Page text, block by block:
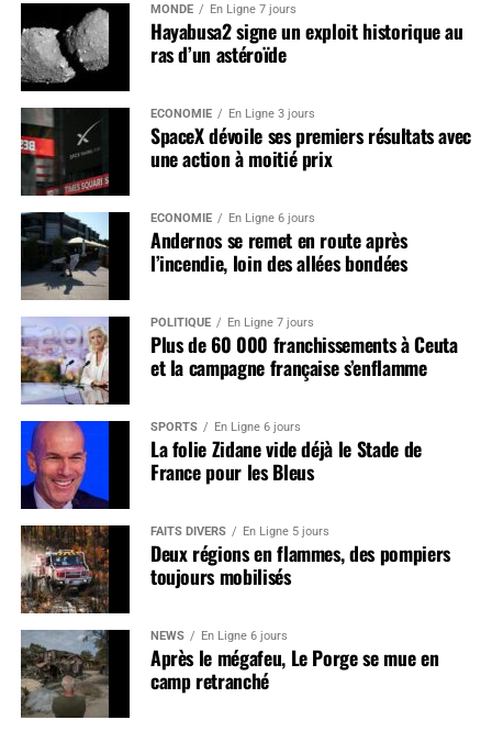
MONDE En Ligne 7 jours
Hayabusa2 signe un exploit historique au
ras d’un astéroïde
ÉCONOMIE En Ligne 3 jours
SpaceX dévoile ses premiers résultats avec
une action à moitié prix
ÉCONOMIE En Ligne 6 jours
Andernos se remet en route après
l’incendie, loin des allées bondées
POLITIQUE En Ligne 7 jours
Plus de 60 000 franchissements à Ceuta
et la campagne française s’enflamme
SPORTS En Ligne 6 jours
La folie Zidane vide déjà le Stade de
France pour les Bleus
FAITS DIVERS En Ligne 5 jours
Deux régions en flammes, des pompiers
toujours mobilisés
NEWS En Ligne 6 jours
Après le mégafeu, Le Porge se mue en
camp retranché